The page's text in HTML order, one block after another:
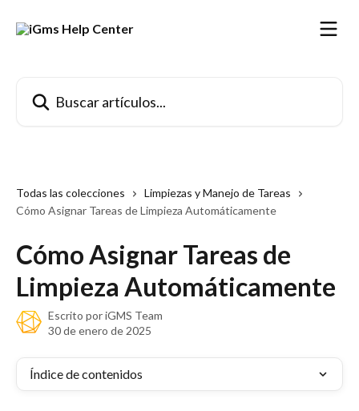
Todas las colecciones
Limpiezas y Manejo de Tareas
Cómo Asignar Tareas de Limpieza Automáticamente
Cómo Asignar Tareas de
Limpieza Automáticamente
Escrito poriGMS Team
30 de enero de 2025
Índice de contenidos